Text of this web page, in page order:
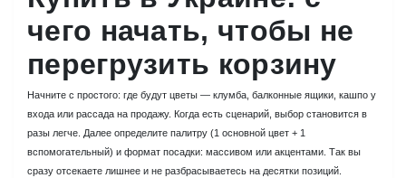
чего начать, чтобы не
перегрузить корзину
Начните с простого: где будут цветы — клумба, балконные ящики, кашпо у
входа или рассада на продажу. Когда есть сценарий, выбор становится в
разы легче. Далее определите палитру (1 основной цвет + 1
вспомогательный) и формат посадки: массивом или акцентами. Так вы
сразу отсекаете лишнее и не разбрасываетесь на десятки позиций.